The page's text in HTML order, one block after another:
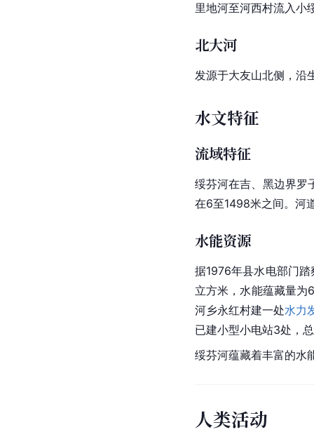
里地河至河西村流入小
北大河
发源于大友山北侧，沿
水文特征
流域特征
绥芬河在吉、黑边界
在6至1498米之间。河
水能资源
据1976年县水电部门
立方米，水能蕴藏量
河乡永红村建一处水力
已建小型小电站3处，
绥芬河蕴藏着丰富的水
人类活动